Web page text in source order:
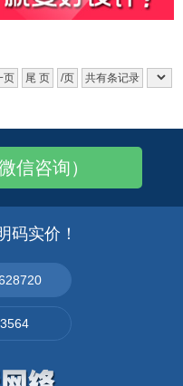
页 尾 页 /页 共有条记录
信咨询）
码实价！